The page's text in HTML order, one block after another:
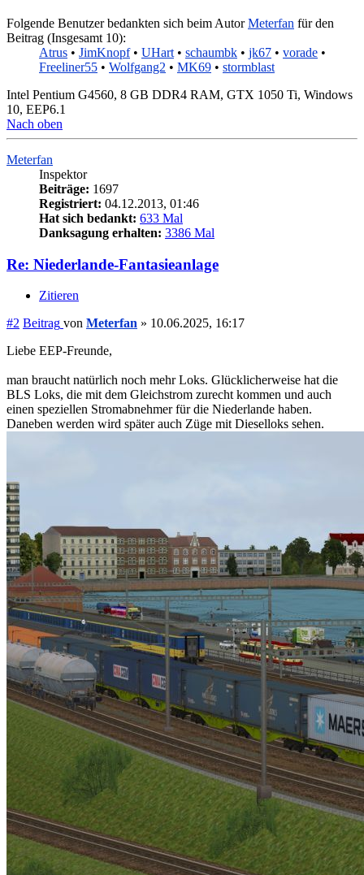
Folgende Benutzer bedankten sich beim AutorMeterfan für den
Beitrag (Insgesamt 10):
Atrus • JimKnopf• UHart • schaumbk • jk67 • vorade •
Freeliner55 • Wolfgang2 • MK69 • stormblast
Intel Pentium G4560, 8 GB DDR4 RAM, GTX 1050 Ti, Windows
10, EEP6.1
Nach oben
Meterfan
Inspektor
Beiträge: 1697
Registriert: 04.12.2013, 01:46
Hat sich bedankt: 633 Mal
Danksagung erhalten: 3386 Mal
Re: Niederlande-Fantasieanlage
Zitieren
#2 Beitrag von Meterfan » 10.06.2025, 16:17
Liebe EEP-Freunde,
man braucht natürlich noch mehr Loks. Glücklicherweise hat die
BLS Loks, die mit dem Gleichstrom zurecht kommen und auch
einen speziellen Stromabnehmer für die Niederlande haben.
Daneben werden wird später auch Züge mit Dieselloks sehen.